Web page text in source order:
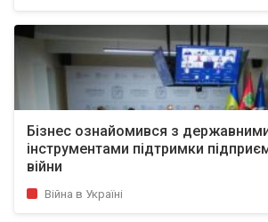
Бізнес ознайомився з
інструментами підтримки
війни
Війна в Україні